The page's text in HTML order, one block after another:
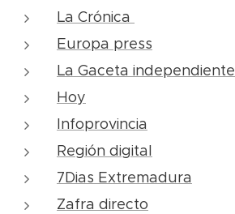
La Crónica
Europa press
La Gaceta independiente
Hoy
Infoprovincia
Región digital
7Dias Extremadura
Zafra directo